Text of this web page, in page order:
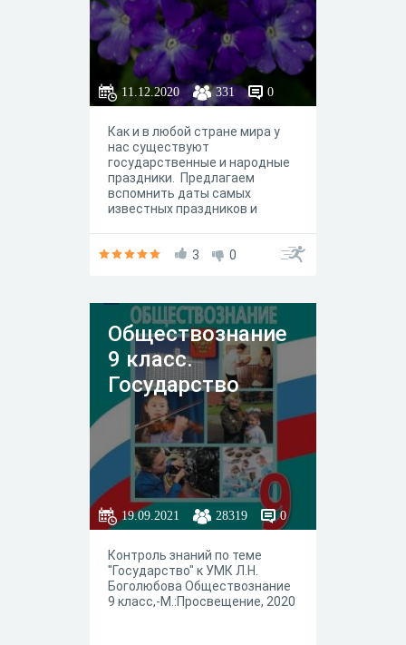
11.12.2020 331 0
Как и в любой стране мира у
нас существуют
государственные и народные
праздники. Предлагаем
вспомнить даты самых
известных праздников и
вы знаете, которые отмечают
3 0
Обществознание
9 класс.
Государство
19.09.2021 28319 0
Контроль знаний по теме
"Государство" к УМК Л.Н.
Боголюбова Обществознание
9 класс,-М.:Просвещение, 2020